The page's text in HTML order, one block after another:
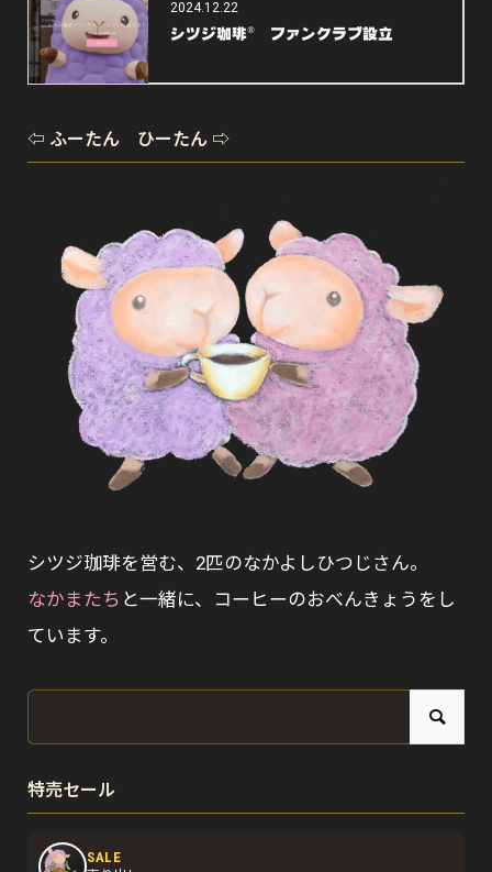
2024.12.22
シツジ珈琲® ファンクラブ設立
⇦ ふーたん ひーたん ⇨
シツジ珈琲を営む、2匹のなかよしひつじさん。
なかまたち と一緒に、コーヒーのおべんきょうをし
ています。
特売セール
SALE